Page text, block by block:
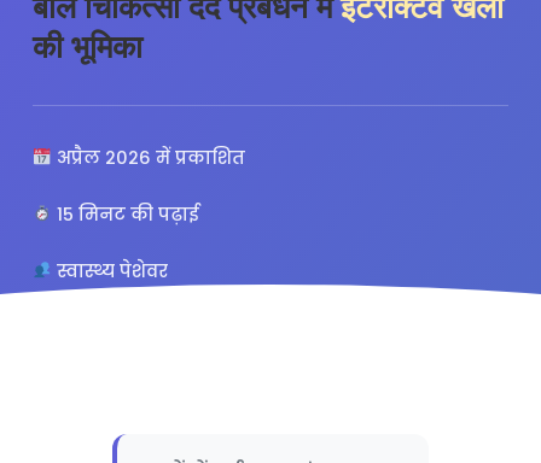
की भूमिका
अप्रैल 2026 में प्रकाशित
15 मिनट की पढ़ाई
स्वास्थ्य पेशेवर